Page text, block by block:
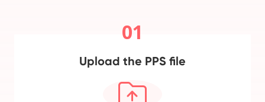
01
Upload the PPS file